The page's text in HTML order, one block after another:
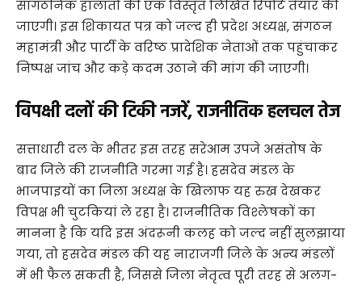
सांगठनिक हालातों की एक विस्तृत लिखित रिपोर्ट तैयार की
जाएगी। इस शिकायत पत्र को जल्द ही प्रदेश अध्यक्ष, संगठन
महामंत्री और पार्टी के वरिष्ठ प्रादेशिक नेताओं तक पहुंचाकर
निष्पक्ष जांच और कड़े कदम उठाने की मांग की जाएगी।
विपक्षी दलों की टिकी नजरें, राजनीतिक हलचल तेज
​सत्ताधारी दल के भीतर इस तरह सरेआम उपजे असंतोष के
बाद जिले की राजनीति गरमा गई है। हसदेव मंडल के
भाजपाइयों का जिला अध्यक्ष के खिलाफ यह रुख देखकर
विपक्ष भी चुटकियां ले रहा है। राजनीतिक विश्लेषकों का
मानना है कि यदि इस अंदरूनी कलह को जल्द नहीं सुलझाया
गया, तो हसदेव मंडल की यह नाराजगी जिले के अन्य मंडलों
में भी फैल सकती है, जिससे जिला नेतृत्व पूरी तरह से अलग-